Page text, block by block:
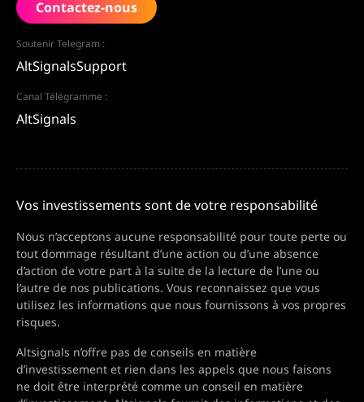
Contactez-nous
Soutenir Telegram :
AltSignalsSupport
Canal Télégramme :
AltSignals
Vos investissements sont de votre responsabilité
Nous n’acceptons aucune responsabilité pour toute perte ou
tout dommage résultant d’une action ou d’une absence
d’action de votre part à la suite de la lecture de l’une ou
l’autre de nos publications. Vous reconnaissez que vous
utilisez les informations que nous fournissons à vos propres
risques.
Altsignals n’offre pas de conseils en matière
d’investissement et rien dans les appels que nous faisons
ne doit être interprété comme un conseil en matière